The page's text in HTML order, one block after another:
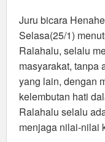
Juru bicara
Selasa(25/1)
Ralahalu, selalu
masyarakat, tanpa
yang lain, dengan
kelembutan hati
Ralahalu selalu
menjaga nilai-nilai